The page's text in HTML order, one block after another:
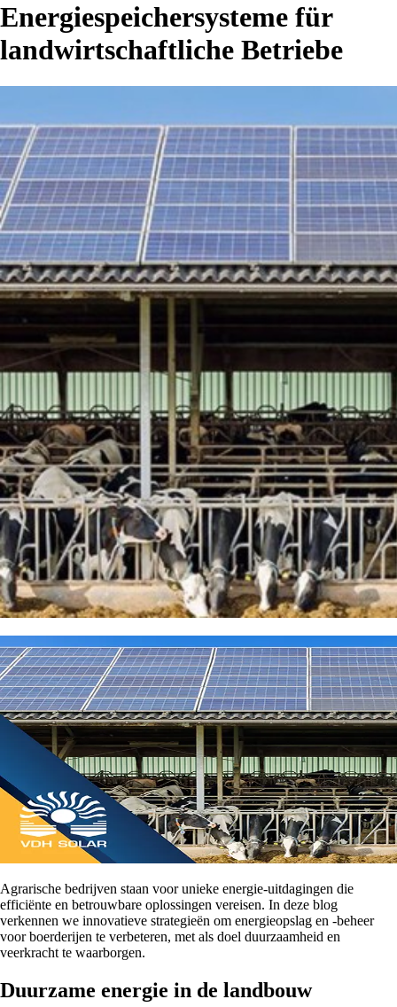
Energiespeichersysteme für
landwirtschaftliche Betriebe
Agrarische bedrijven staan voor unieke energie-uitdagingen die
efficiënte en betrouwbare oplossingen vereisen. In deze blog
verkennen we innovatieve strategieën om energieopslag en -beheer
voor boerderijen te verbeteren, met als doel duurzaamheid en
veerkracht te waarborgen.
Duurzame energie in de landbouw